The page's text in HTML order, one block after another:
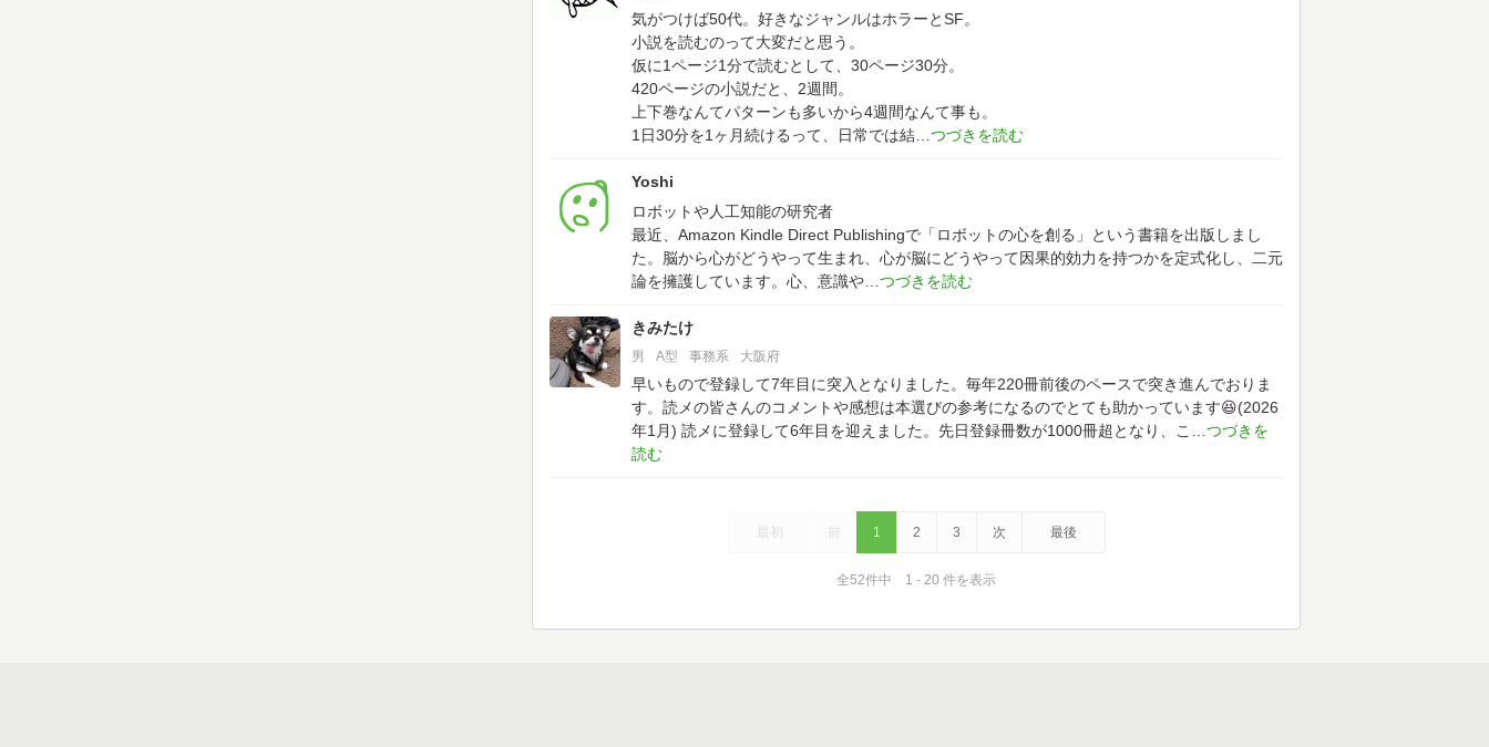
気がつけば50代。好きなジャンルはホラーとSF。
小説を読むのって大変だと思う。
仮に1ページ1分で読むとして、30ページ30分。
420ページの小説だと、2週間。
上下巻なんてパターンも多いから4週間なんて事も。
1日30分を1ヶ月続けるって、日常では結
Yoshi
ロボットや人工知能の研究者
最近、Amazon Kindle Direct Publishingで「ロボットの心を創る」という書籍を出版しまし
た。脳から心がどうやって生まれ、心が脳にどうやって因果的効力を持つかを定式化し、二元
論を擁護しています。心、意識や
きみたけ
男 A型 事務系 大阪府
早いもので登録して7年目に突入となりました。毎年220冊前後のペースで突き進んでおりま
す。読メの皆さんのコメントや感想は本選びの参考になるのでとても助かっています😆(2026
年1月) 読メに登録して6年目を迎えました。先日登録冊数が1000冊超となり、こ
最初 前 1 2 3 次 最後
全52件中 1 - 20 件を表示